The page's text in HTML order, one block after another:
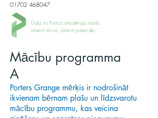
01702 468047
Daļa no Portico akadēmijas trasta.
atverot durvis, atverot potenciālu
Mācību programma
A
Porters Grange mērķis ir nodrošināt
ikvienam bērnam plašu un līdzsvarotu
mācību programmu, kas veicina